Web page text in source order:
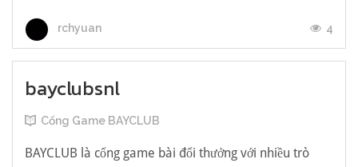
rchyuan 4
bayclubsnl
Cổng Game BAYCLUB
BAYCLUB là cổng game bài đổi thưởng với nhiều trò